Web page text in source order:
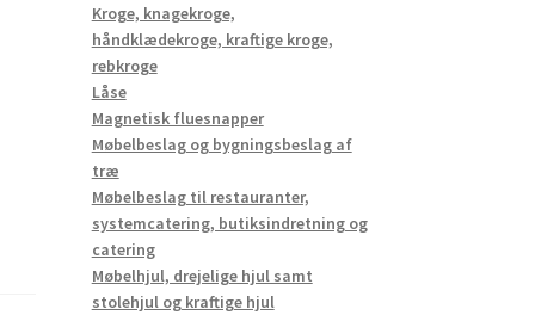
Kroge, knagekroge,
håndklædekroge, kraftige kroge,
rebkroge
Låse
Magnetisk fluesnapper
Møbelbeslag og bygningsbeslag af
træ
Møbelbeslag til restauranter,
systemcatering, butiksindretning og
catering
Møbelhjul, drejelige hjul samt
stolehjul og kraftige hjul